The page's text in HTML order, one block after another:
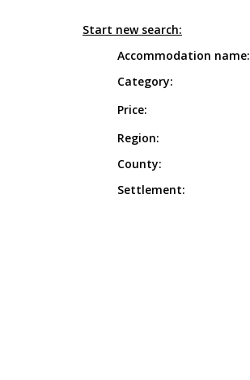
Start new search:
Accommodation name:
Category:
Price:
Region:
County:
Settlement: